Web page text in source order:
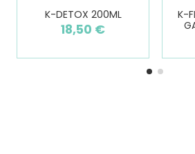
K-DETOX 200ML
18,50 €
K-